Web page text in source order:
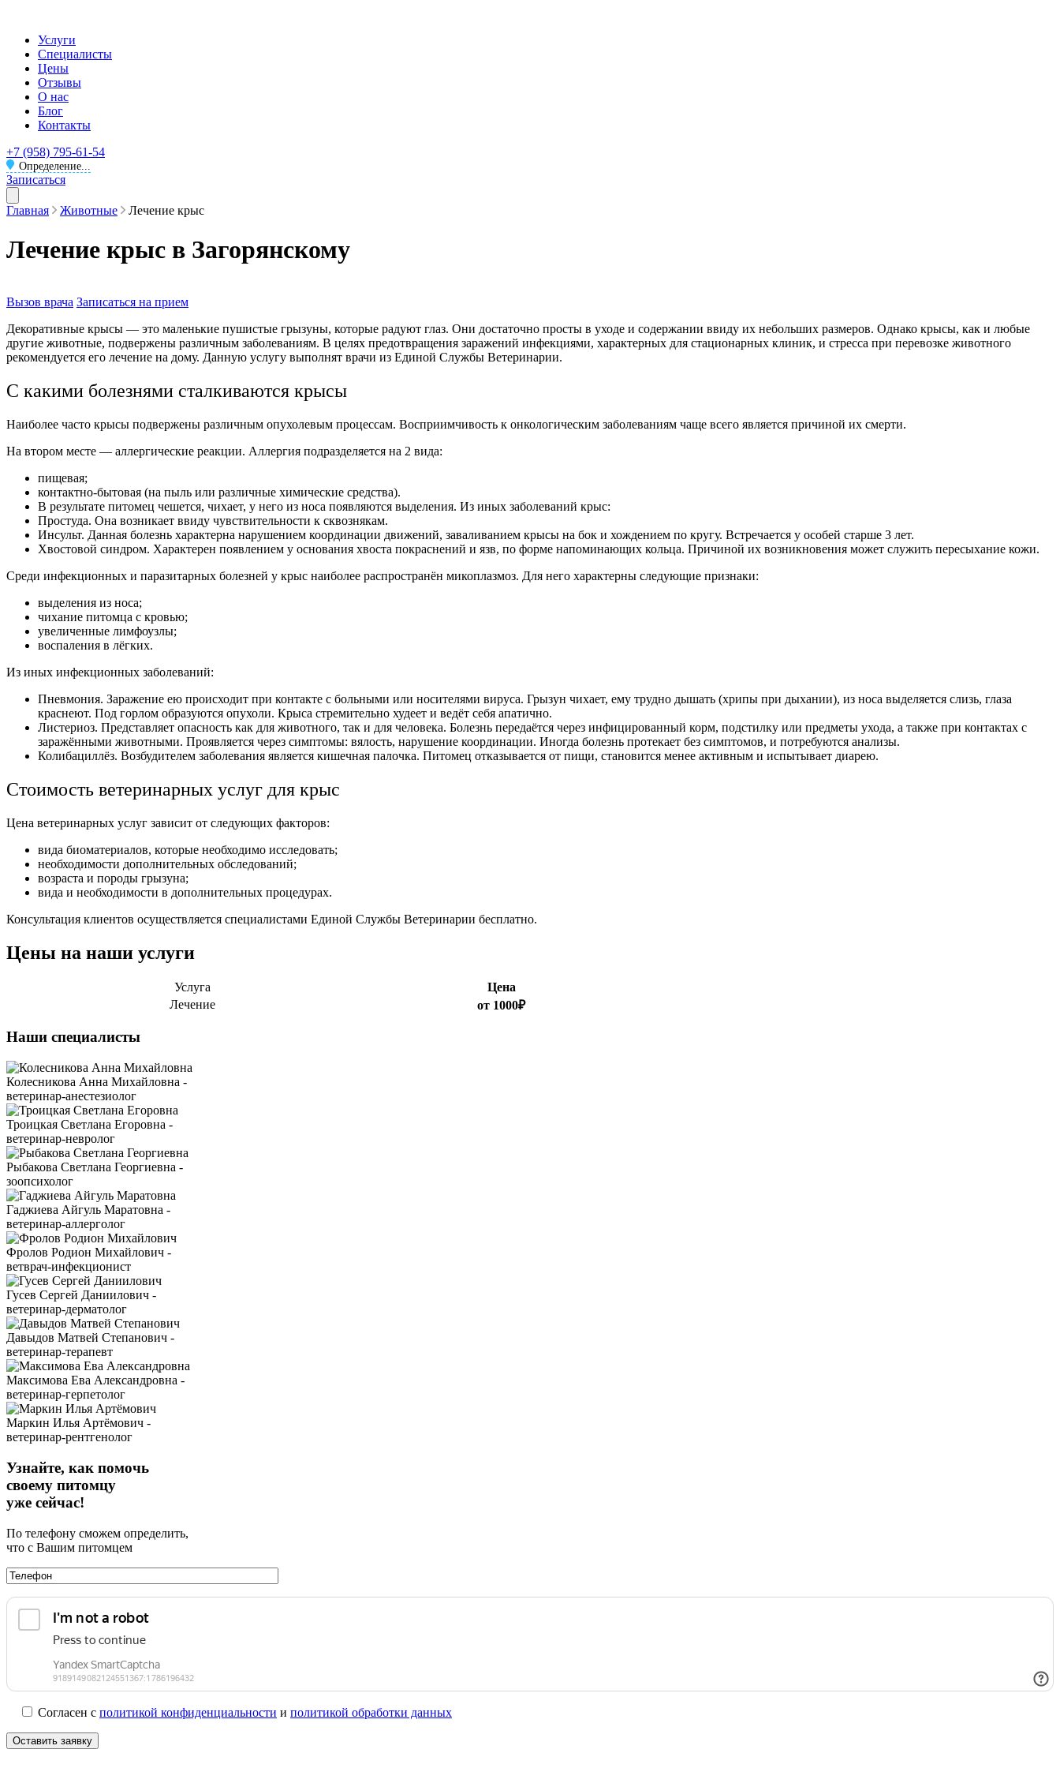
Услуги
Специалисты
Цены
Отзывы
О нас
Блог
Контакты
+7 (958) 795-61-54
Определение...
Записаться
Главная Животные Лечение крыс
Лечение крыс в Загорянскому
Вызов врача Записаться на прием
Декоративные крысы — это маленькие пушистые грызуны, которые радуют глаз. Они достаточно просты в уходе и содержании ввиду их небольших размеров. Однако крысы, как и любые
другие животные, подвержены различным заболеваниям. В целях предотвращения заражений инфекциями, характерных для стационарных клиник, и стресса при перевозке животного
рекомендуется его лечение на дому. Данную услугу выполнят врачи из Единой Службы Ветеринарии.
С какими болезнями сталкиваются крысы
Наиболее часто крысы подвержены различным опухолевым процессам. Восприимчивость к онкологическим заболеваниям чаще всего является причиной их смерти.
На втором месте — аллергические реакции. Аллергия подразделяется на 2 вида:
пищевая;
контактно-бытовая (на пыль или различные химические средства).
В результате питомец чешется, чихает, у него из носа появляются выделения. Из иных заболеваний крыс:
Простуда. Она возникает ввиду чувствительности к сквознякам.
Инсульт. Данная болезнь характерна нарушением координации движений, заваливанием крысы на бок и хождением по кругу. Встречается у особей старше 3 лет.
Хвостовой синдром. Характерен появлением у основания хвоста покраснений и язв, по форме напоминающих кольца. Причиной их возникновения может служить пересыхание кожи.
Среди инфекционных и паразитарных болезней у крыс наиболее распространён микоплазмоз. Для него характерны следующие признаки:
выделения из носа;
чихание питомца с кровью;
увеличенные лимфоузлы;
воспаления в лёгких.
Из иных инфекционных заболеваний:
Пневмония. Заражение ею происходит при контакте с больными или носителями вируса. Грызун чихает, ему трудно дышать (хрипы при дыхании), из носа выделяется слизь, глаза
краснеют. Под горлом образуются опухоли. Крыса стремительно худеет и ведёт себя апатично.
Листериоз. Представляет опасность как для животного, так и для человека. Болезнь передаётся через инфицированный корм, подстилку или предметы ухода, а также при контактах с
заражёнными животными. Проявляется через симптомы: вялость, нарушение координации. Иногда болезнь протекает без симптомов, и потребуются анализы.
Колибациллёз. Возбудителем заболевания является кишечная палочка. Питомец отказывается от пищи, становится менее активным и испытывает диарею.
Стоимость ветеринарных услуг для крыс
Цена ветеринарных услуг зависит от следующих факторов:
вида биоматериалов, которые необходимо исследовать;
необходимости дополнительных обследований;
возраста и породы грызуна;
вида и необходимости в дополнительных процедурах.
Консультация клиентов осуществляется специалистами Единой Службы Ветеринарии бесплатно.
Цены на наши услуги
Услуга
Цена
Лечение
от 1000₽
Наши специалисты
Колесникова Анна Михайловна -
ветеринар-анестезиолог
Троицкая Светлана Егоровна -
ветеринар-невролог
Рыбакова Светлана Георгиевна -
зоопсихолог
Гаджиева Айгуль Маратовна -
ветеринар-аллерголог
Фролов Родион Михайлович -
ветврач-инфекционист
Гусев Сергей Даниилович -
ветеринар-дерматолог
Давыдов Матвей Степанович -
ветеринар-терапевт
Максимова Ева Александровна -
ветеринар-герпетолог
Маркин Илья Артёмович -
ветеринар-рентгенолог
Узнайте, как помочь
своему питомцу
уже сейчас!
По телефону сможем определить,
что с Вашим питомцем
Согласен с политикой конфиденциальности и политикой обработки данных